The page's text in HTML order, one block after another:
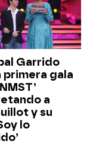
Garrido
primera gala
a
y su
lo